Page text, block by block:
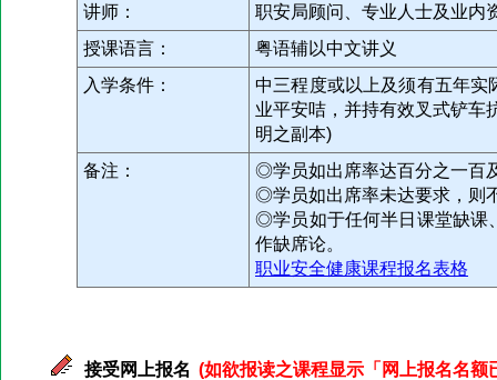
讲师：
职安局顾问、专业人士及业内
授课语言：
粤语辅以中文讲义
入学条件：
中三程度或以上及须有五年
业平安咭，并持有效叉式铲车
明之副本)
备注：
◎学员如出席率达百分之一百
◎学员如出席率未达要求，则
◎学员如于任何半日课堂缺课
作缺席论。
职业安全健康课程报名表格
接受网上报名 (如欲报读之课程显示「网上报名名